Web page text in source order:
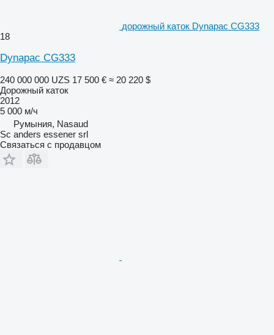
дорожный каток Dynapac CG333
18
Dynapac CG333
240 000 000 UZS 17 500 € ≈ 20 220 $
Дорожный каток
2012
5 000 м/ч
Румыния, Nasaud
Sc anders essener srl
Связаться с продавцом